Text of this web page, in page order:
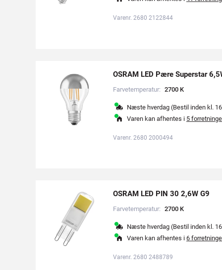
Varenr. 2680 2122844
OSRAM LED Pære Superstar
Farvetemperatur: 2700 K
Næste hverdag (Bestil inden kl.
Varen kan afhentes i 5
Varenr. 2680 2000494
OSRAM LED PIN 30 2,6W G9
Farvetemperatur: 2700 K
Næste hverdag (Bestil inden kl.
Varen kan afhentes i 6
Varenr. 2680 2488789